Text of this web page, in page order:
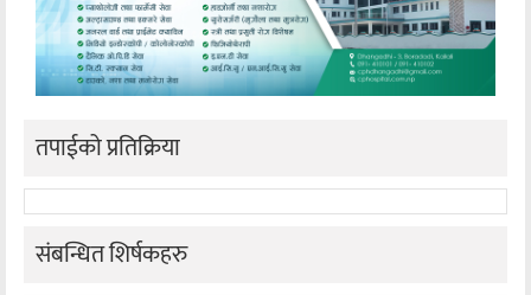
तपाईको प्रतिक्रिया
संबन्धित शिर्षकहरु